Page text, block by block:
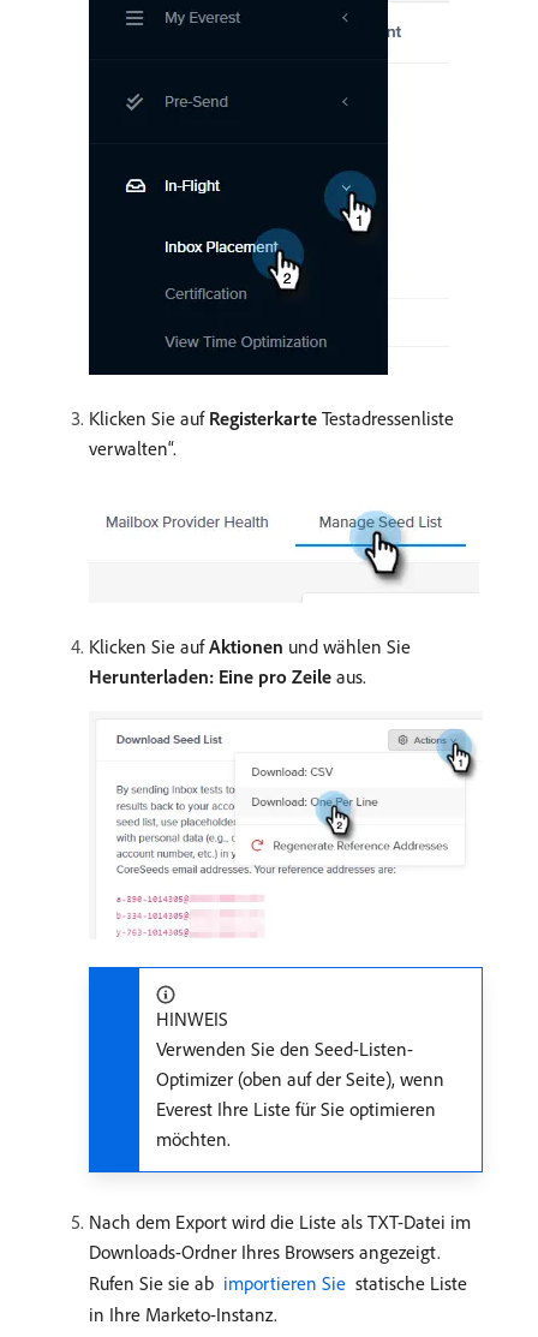
Klicken Sie auf Registerkarte Testadressenliste
verwalten“.
Klicken Sie aufAktionen und wählen Sie
Herunterladen: Eine pro Zeile aus.
HINWEIS
Verwenden Sie den Seed-Listen-
Optimizer (oben auf der Seite), wenn
Everest Ihre Liste für Sie optimieren
möchten.
Nach dem Export wird die Liste als TXT-Datei im
Downloads-Ordner Ihres Browsers angezeigt.
Rufen Sie sie ab ​ importieren Sie ​ statische Liste
in Ihre Marketo-Instanz.